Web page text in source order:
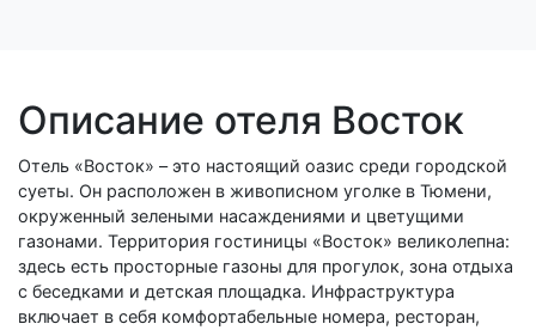
Описание отеля Восток
Отель «Восток» – это настоящий оазис среди городской
суеты. Он расположен в живописном уголке в Тюмени,
окруженный зелеными насаждениями и цветущими
газонами. Территория гостиницы «Восток» великолепна:
здесь есть просторные газоны для прогулок, зона отдыха
с беседками и детская площадка. Инфраструктура
включает в себя комфортабельные номера, ресторан,